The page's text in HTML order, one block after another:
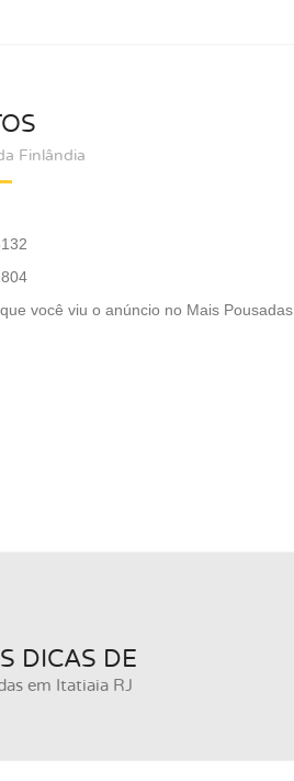
Finlândia
você viu o anúncio no Mais Pousadas
DICAS DE
em Itatiaia RJ